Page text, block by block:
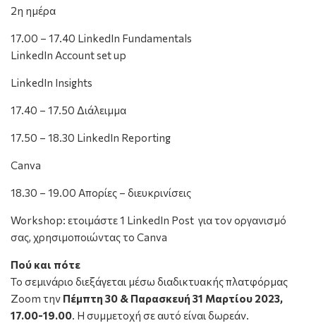
2η ημέρα
17.00 – 17.40 LinkedIn Fundamentals
LinkedIn Account set up
LinkedIn Insights
17.40 – 17.50 Διάλειμμα
17.50 – 18.30 LinkedIn Reporting
Canva
18.30 – 19.00 Απορίες – διευκρινίσεις
Workshop: ετοιμάστε 1 LinkedIn Post για τον οργανισμό
σας, χρησιμοποιώντας το Canva
Πού και πότε
Το σεμινάριο διεξάγεται μέσω διαδικτυακής πλατφόρμας
Zoom την Πέμπτη 30 & Παρασκευή 31 Μαρτίου 2023,
17.00-19.00. Η συμμετοχή σε αυτό είναι δωρεάν.